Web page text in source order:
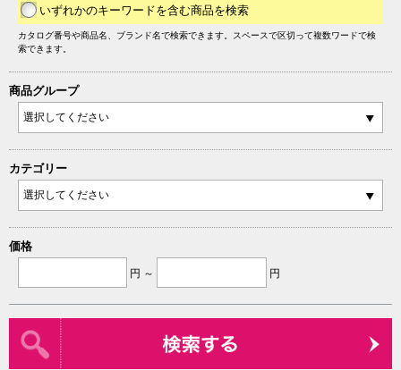
いずれかのキーワードを含む商品を検索
カタログ番号や商品名、ブランド名で検索できます。スペースで区切って複数ワードで検
索できます。
商品グループ
カテゴリー
価格
円 ～ 円